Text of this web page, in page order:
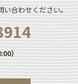
い合わせください。
）